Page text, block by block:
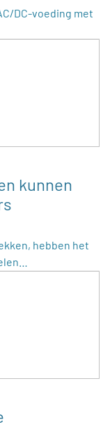
DC-voeding met
kunnen
hebben het